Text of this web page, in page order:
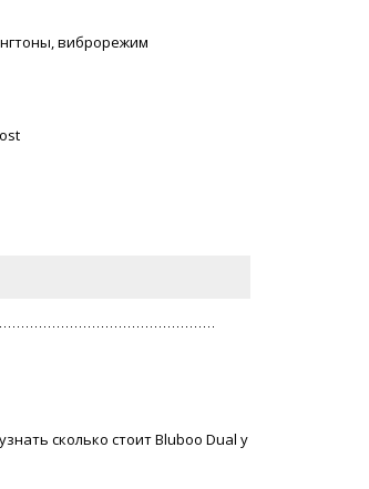
виброрежим
сколько стоит Bluboo Dual у